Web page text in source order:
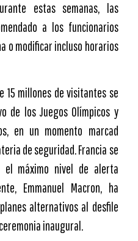
estas semanas, las
a los funcionarios
o modificar incluso horarios
15 millones de visitantes se
de los Juegos Olímpicos y
en un momento marcad
de seguridad. Francia se
el máximo nivel de alerta
Emmanuel Macron, ha
alternativos al desfile
inaugural.